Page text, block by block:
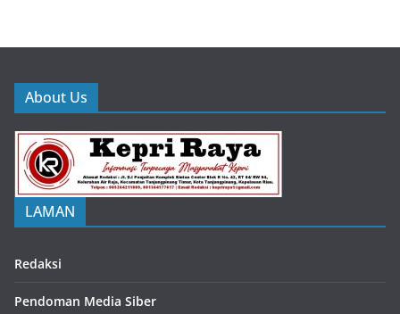
About Us
LAMAN
Redaksi
Pendoman Media Siber